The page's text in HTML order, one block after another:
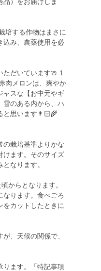
培する作物はまさに
込み、農薬使用を必
だいています🍈 1
肉メロンは、爽やか
ャスな【お中元やギ
雪のある内から、ハ
と思います👨🏻‍🌾
の栽培基準よりかな
けます。そのサイズ
なります。
からとなります。
なります。食べごろ
をカットしたときに
、天候の関係で、
ます。「特記事項